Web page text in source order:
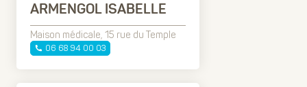
ARMENGOL ISABELLE
Maison médicale, 15 rue du Temple
06 68 94 00 03